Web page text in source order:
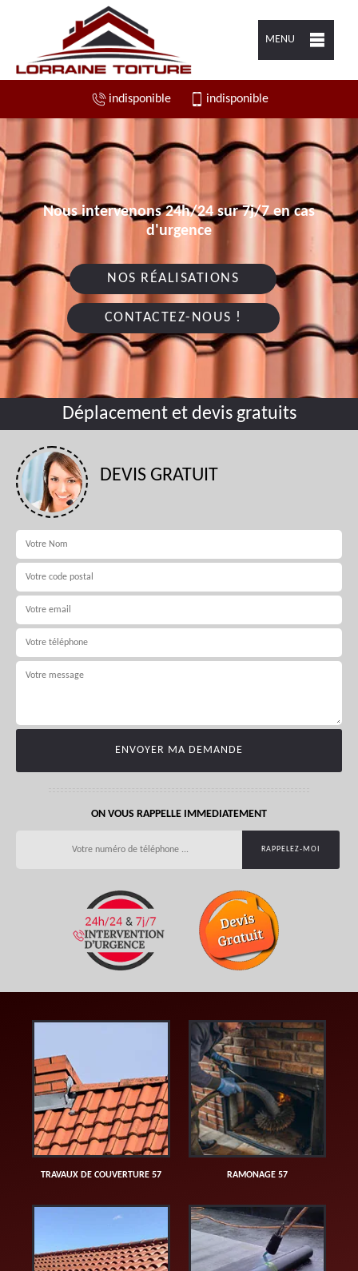
MENU
indisponible indisponible
Nous intervenons 24h/24 sur 7j/7 en cas
d'urgence
NOS RÉALISATIONS
CONTACTEZ-NOUS !
Déplacement et devis gratuits
DEVIS GRATUIT
ON VOUS RAPPELLE IMMEDIATEMENT
TRAVAUX DE COUVERTURE 57 RAMONAGE 57